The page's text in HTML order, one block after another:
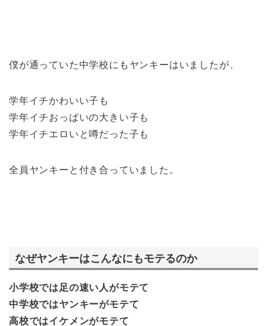
僕が通っていた中学校にもヤンキーはいましたが、
学年イチかわいい子も
学年イチおっぱいの大きい子も
学年イチエロいと噂だった子も
全員ヤンキーと付き合っていました。
なぜヤンキーはこんなにもモテるのか
小学校では足の速い人がモテて
中学校ではヤンキーがモテて
高校ではイケメンがモテて